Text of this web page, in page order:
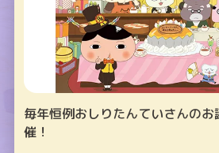
毎年恒例おしりたんていさんの
催！